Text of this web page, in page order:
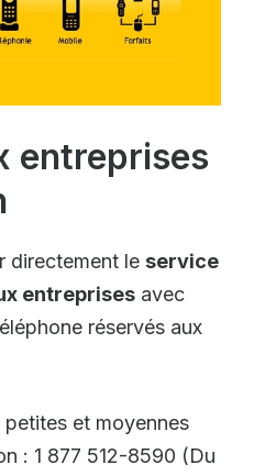
entreprises
directement le service
entreprises avec
réservés aux
et moyennes
: 1 877 512-8590 (Du